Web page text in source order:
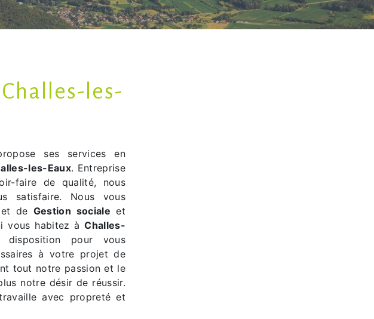
les-
ses services en
les-Eaux. Entreprise
faire de qualité, nous
satisfaire. Nous vous
de Gestion sociale et
vous habitez àChalles-
pour vous
à votre projet de
tout notre passion et le
notre désir de réussir.
avec propreté et